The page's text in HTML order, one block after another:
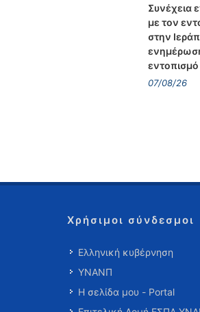
Συνέχεια
με τον
στην
07/08/26
Χρήσιμοι σύνδεσμοι
Ελληνική κυβέρνηση
ΥΝΑΝΠ
Η σελίδα μου - Portal